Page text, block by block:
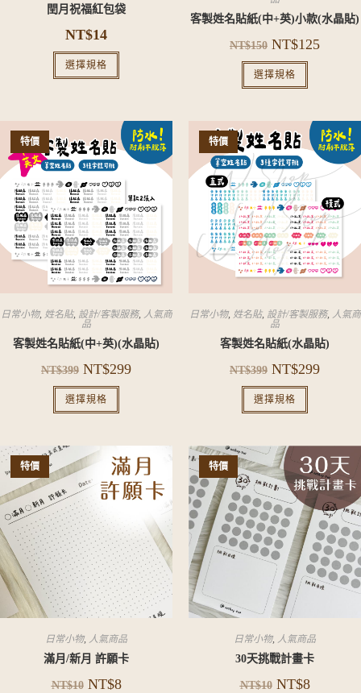
閏月祝福紅包袋
NT$14
選擇規格
客製姓名貼紙(中+英)小款(水晶貼)
NT$150 NT$125
選擇規格
特價
日常小物, 姓名貼, 設計/客製服務, 人氣商
品
客製姓名貼紙(中+英)(水晶貼)
NT$399 NT$299
選擇規格
特價
日常小物, 姓名貼, 設計/客製服務, 人氣商
品
客製姓名貼紙(水晶貼)
NT$399 NT$299
選擇規格
特價
日常小物, 人氣商品
滿月/新月 許願卡
NT$10 NT$8
特價
日常小物, 人氣商品
30天挑戰計畫卡
NT$10 NT$8